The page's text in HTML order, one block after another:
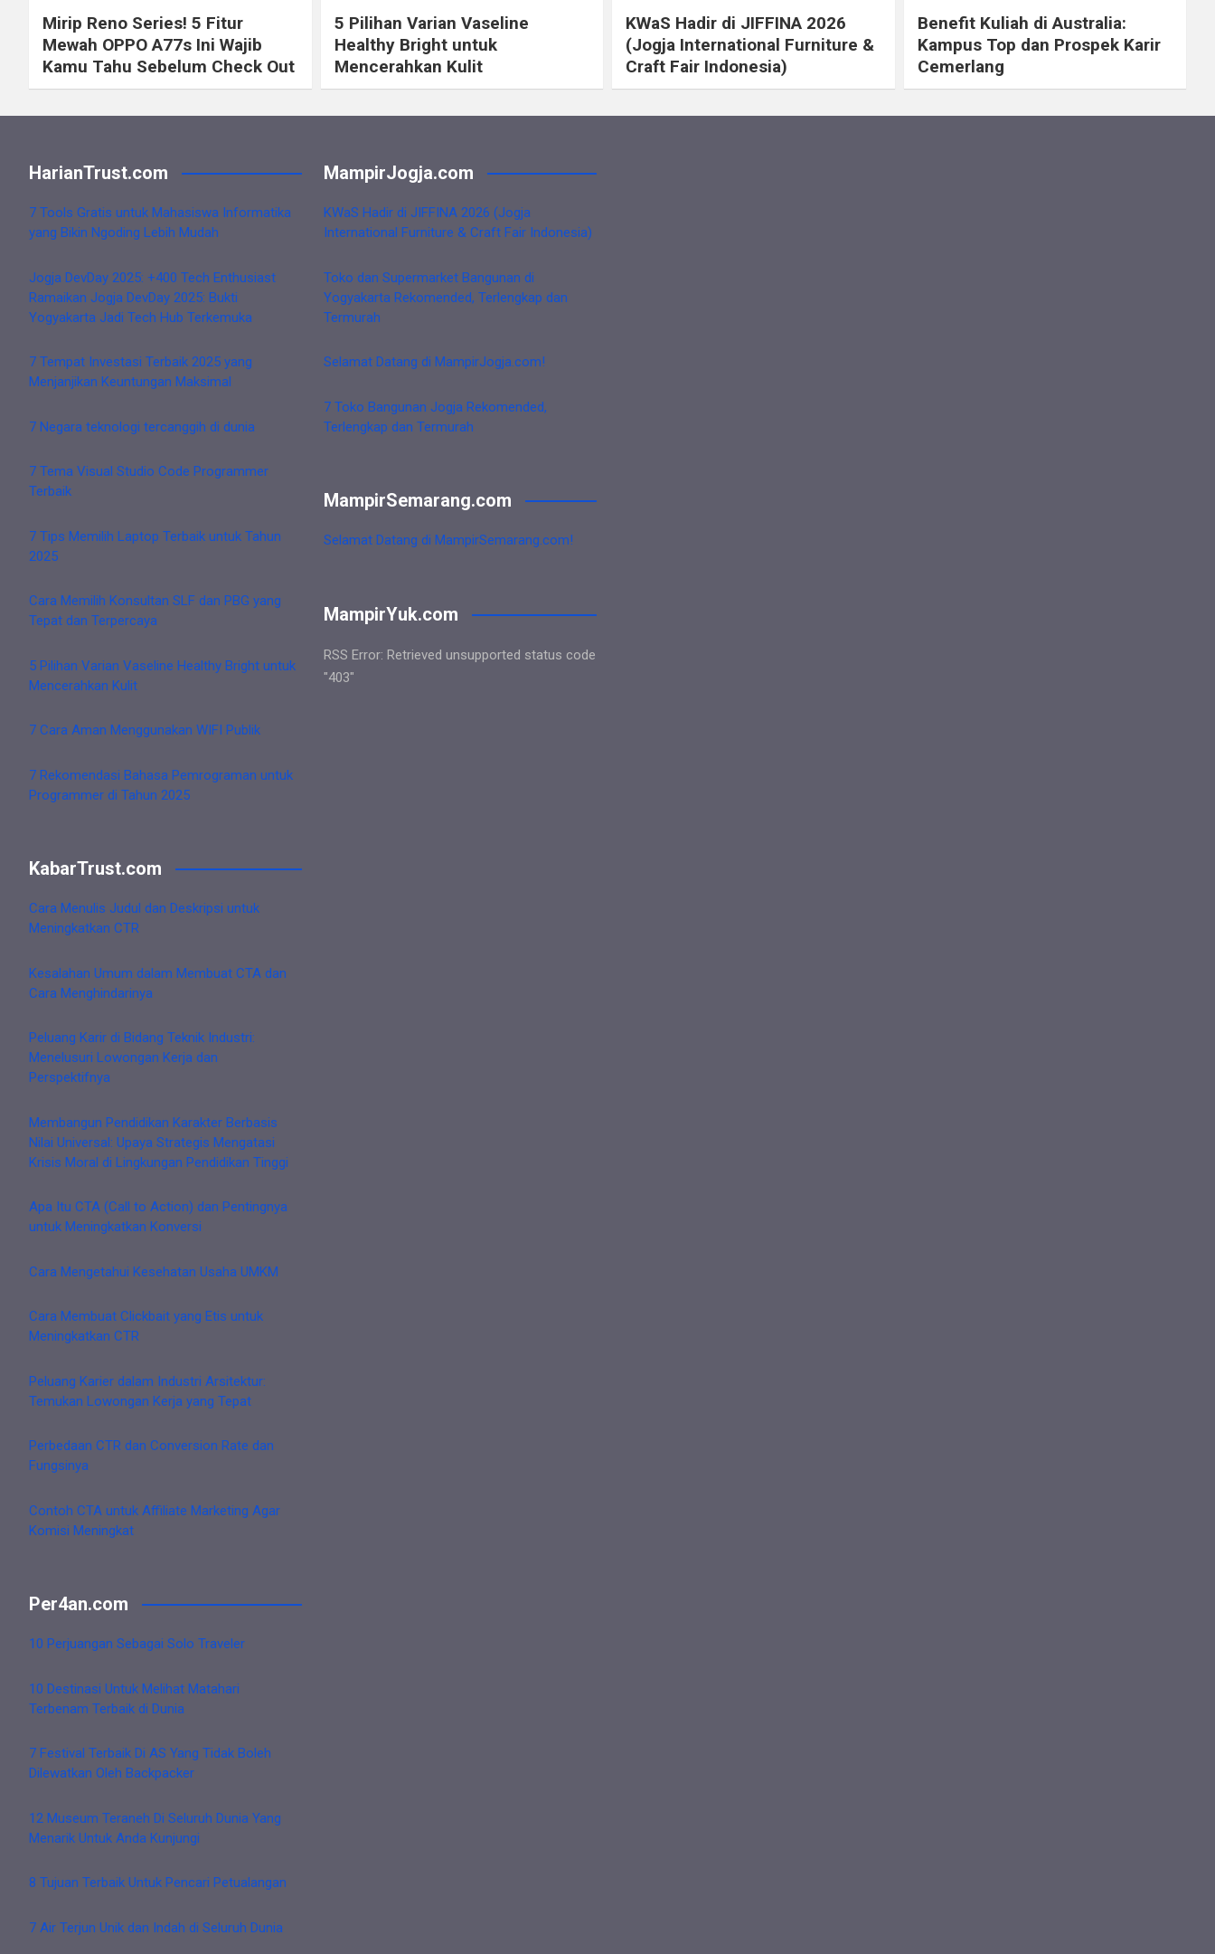
Mirip Reno Series! 5 Fitur
Mewah OPPO A77s Ini Wajib
Kamu Tahu Sebelum Check Out
5 Pilihan Varian Vaseline
Healthy Bright untuk
Mencerahkan Kulit
KWaS Hadir di JIFFINA 2026
(Jogja International Furniture &
Craft Fair Indonesia)
Benefit Kuliah di Australia:
Kampus Top dan Prospek Karir
Cemerlang
HarianTrust.com
7 Tools Gratis untuk Mahasiswa Informatika
yang Bikin Ngoding Lebih Mudah
Jogja DevDay 2025: +400 Tech Enthusiast
Ramaikan Jogja DevDay 2025: Bukti
Yogyakarta Jadi Tech Hub Terkemuka
7 Tempat Investasi Terbaik 2025 yang
Menjanjikan Keuntungan Maksimal
7 Negara teknologi tercanggih di dunia
7 Tema Visual Studio Code Programmer
Terbaik
7 Tips Memilih Laptop Terbaik untuk Tahun
2025
Cara Memilih Konsultan SLF dan PBG yang
Tepat dan Terpercaya
5 Pilihan Varian Vaseline Healthy Bright untuk
Mencerahkan Kulit
7 Cara Aman Menggunakan WIFI Publik
7 Rekomendasi Bahasa Pemrograman untuk
Programmer di Tahun 2025
KabarTrust.com
Cara Menulis Judul dan Deskripsi untuk
Meningkatkan CTR
Kesalahan Umum dalam Membuat CTA dan
Cara Menghindarinya
Peluang Karir di Bidang Teknik Industri:
Menelusuri Lowongan Kerja dan
Perspektifnya
Membangun Pendidikan Karakter Berbasis
Nilai Universal: Upaya Strategis Mengatasi
Krisis Moral di Lingkungan Pendidikan Tinggi
Apa Itu CTA (Call to Action) dan Pentingnya
untuk Meningkatkan Konversi
Cara Mengetahui Kesehatan Usaha UMKM
Cara Membuat Clickbait yang Etis untuk
Meningkatkan CTR
Peluang Karier dalam Industri Arsitektur:
Temukan Lowongan Kerja yang Tepat
Perbedaan CTR dan Conversion Rate dan
Fungsinya
Contoh CTA untuk Affiliate Marketing Agar
Komisi Meningkat
Per4an.com
10 Perjuangan Sebagai Solo Traveler
10 Destinasi Untuk Melihat Matahari
Terbenam Terbaik di Dunia
7 Festival Terbaik Di AS Yang Tidak Boleh
Dilewatkan Oleh Backpacker
12 Museum Teraneh Di Seluruh Dunia Yang
Menarik Untuk Anda Kunjungi
8 Tujuan Terbaik Untuk Pencari Petualangan
7 Air Terjun Unik dan Indah di Seluruh Dunia
MampirJogja.com
KWaS Hadir di JIFFINA 2026 (Jogja
International Furniture & Craft Fair Indonesia)
Toko dan Supermarket Bangunan di
Yogyakarta Rekomended, Terlengkap dan
Termurah
Selamat Datang di MampirJogja.com!
7 Toko Bangunan Jogja Rekomended,
Terlengkap dan Termurah
MampirSemarang.com
Selamat Datang di MampirSemarang.com!
MampirYuk.com
RSS Error: Retrieved unsupported status code
"403"